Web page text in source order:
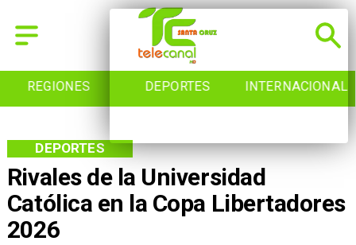
REGIONES DEPORTES INTERNACIONAL
Rivales de la Universidad
Católica en la Copa Libertadores
2026
DEPORTES